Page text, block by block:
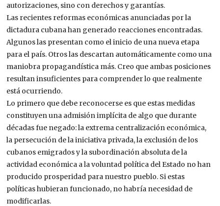
autorizaciones, sino con derechos y garantías.
Las recientes reformas económicas anunciadas por la
dictadura cubana han generado reacciones encontradas.
Algunos las presentan como el inicio de una nueva etapa
para el país. Otros las descartan automáticamente como una
maniobra propagandística más. Creo que ambas posiciones
resultan insuficientes para comprender lo que realmente
está ocurriendo.
Lo primero que debe reconocerse es que estas medidas
constituyen una admisión implícita de algo que durante
décadas fue negado: la extrema centralización económica,
la persecución de la iniciativa privada, la exclusión de los
cubanos emigrados y la subordinación absoluta de la
actividad económica a la voluntad política del Estado no han
producido prosperidad para nuestro pueblo. Si estas
políticas hubieran funcionado, no habría necesidad de
modificarlas.